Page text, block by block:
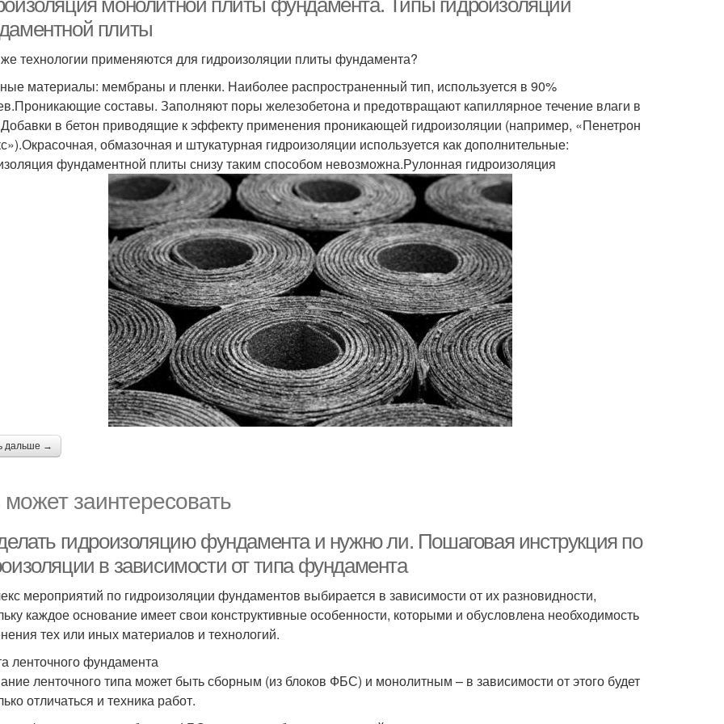
монолитной плиты фундамента. Типы гидроизоляции
плиты
технологии применяются для гидроизоляции плиты фундамента?
материалы: мембраны и пленки. Наиболее распространенный тип, используется в 90%
составы. Заполняют поры железобетона и предотвращают капиллярное течение влаги в
в бетон приводящие к эффекту применения проникающей гидроизоляции (например, «Пенетрон
обмазочная и штукатурная гидроизоляции используется как дополнительные:
фундаментной плиты снизу таким способом невозможна.Рулонная гидроизоляция
дальше →
заинтересовать
гидроизоляцию фундамента и нужно ли. Пошаговая инструкция по
в зависимости от типа фундамента
мероприятий по гидроизоляции фундаментов выбирается в зависимости от их разновидности,
каждое основание имеет свои конструктивные особенности, которыми и обусловлена необходимость
тех или иных материалов и технологий.
ленточного фундамента
ленточного типа может быть сборным (из блоков ФБС) и монолитным – в зависимости от этого будет
отличаться и техника работ.